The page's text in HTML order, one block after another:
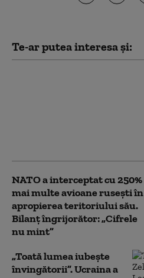
Te-ar putea interesa și:
NATO a interceptat cu 250%
mai multe avioane rusești în
apropierea teritoriului său.
Bilanț îngrijorător: „Cifrele
nu mint”
„Toată lumea iubește
învingătorii”. Ucraina a